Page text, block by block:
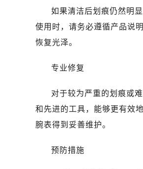
石家庄市长安
黑龙江省黑河
黑龙江省牡丹
如果清洁后划痕仍然明
使用时，请务必遵循产品说
恢复光泽。
专业修复
对于较为严重的划痕或
和先进的工具，能够更有效
腕表得到妥善维护。
预防措施